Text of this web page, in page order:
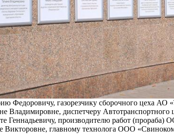
Федоровичу, газорезчику сборочного цеха АО
Владимировне, диспетчеру
Геннадьевичу, производителю работ (прораба)
Викторовне, главному технолога ООО